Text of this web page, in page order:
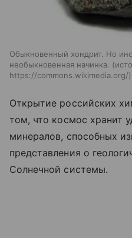
Обыкновенный хондрит. Но
необыкновенная начинка.
https://commons.wikimedia.org/
Открытие российских
том, что космос хранит
минералов, способных
представления о
Солнечной системы.